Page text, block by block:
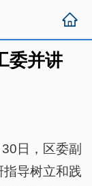
委并讲
日，区委副
导树立和践